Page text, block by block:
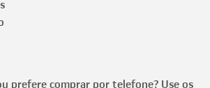
prefere comprar por telefone? Use os